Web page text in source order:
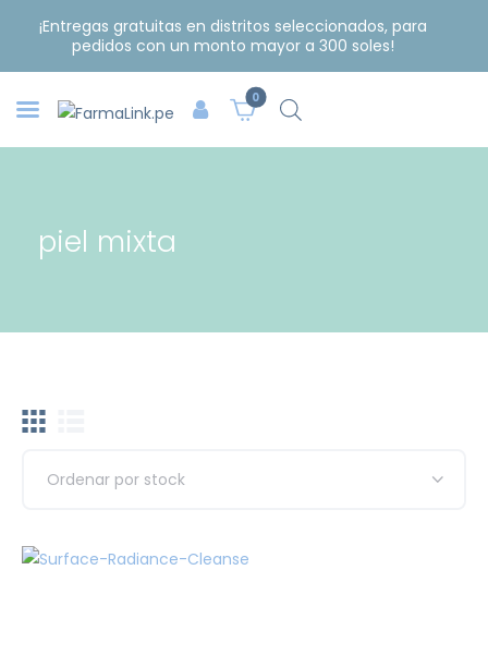
¡Entregas gratuitas en distritos seleccionados, para
pedidos con un monto mayor a 300 soles!
0
piel mixta